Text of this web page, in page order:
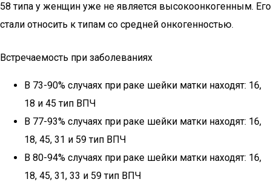
58 типа у женщин уже не является высокоонкогенным. Его
стали относить к типам со средней онкогенностью.
Встречаемость при заболеваниях
В 73-90% случаях при раке шейки матки находят: 16,
18 и 45 тип ВПЧ
В 77-93% случаях при раке шейки матки находят: 16,
18, 45, 31 и 59 тип ВПЧ
В 80-94% случаях при раке шейки матки находят: 16,
18, 45, 31, 33 и 59 тип ВПЧ